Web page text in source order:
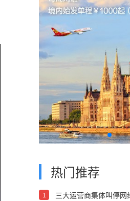
热门推荐
1 三大运营商集体叫停网